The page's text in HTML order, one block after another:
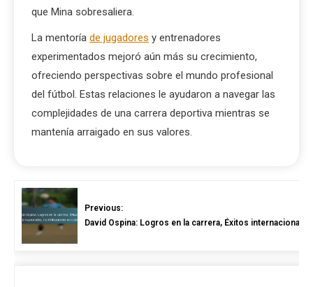
que Mina sobresaliera.
La mentoría de jugadores y entrenadores
experimentados mejoró aún más su crecimiento,
ofreciendo perspectivas sobre el mundo profesional
del fútbol. Estas relaciones le ayudaron a navegar las
complejidades de una carrera deportiva mientras se
mantenía arraigado en sus valores.
Previous:
David Ospina: Logros en la carrera, Éxitos